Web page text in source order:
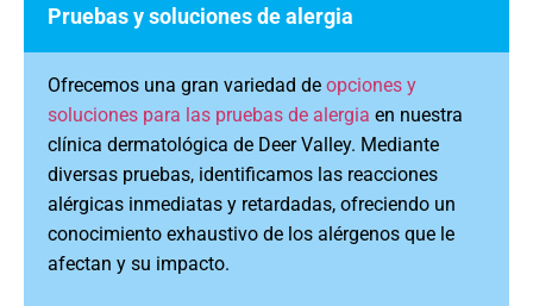
Pruebas y soluciones de alergia
Ofrecemos una gran variedad de opciones y
soluciones para las pruebas de alergia en nuestra
clínica dermatológica de Deer Valley. Mediante
diversas pruebas, identificamos las reacciones
alérgicas inmediatas y retardadas, ofreciendo un
conocimiento exhaustivo de los alérgenos que le
afectan y su impacto.